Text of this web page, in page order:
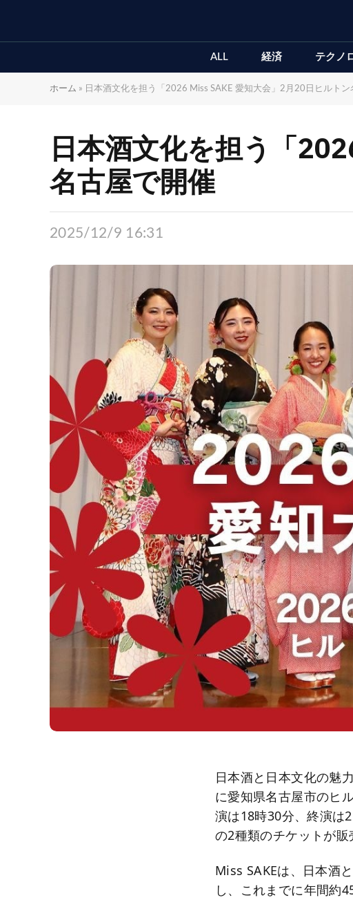
ALL 経済 テクノ
ホーム » 日本酒文化を担う「2026 Miss SAKE 愛知大会」2月20日ヒルトン
日本酒文化を担う「
名古屋で開催
2025/12/9 16:31
日本酒と日本文化の魅
に愛知県名古屋市のヒ
演は18時30分、終演は
の2種類のチケットが販
Miss SAKEは、日本酒
し、これまでに年間約